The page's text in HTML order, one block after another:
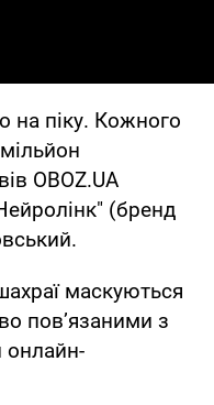
на піку. Кожного
OBOZ.UA
(бренд
маскуються
пов’язаними з
онлайн-